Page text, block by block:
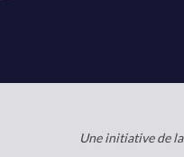
Une initiative de la